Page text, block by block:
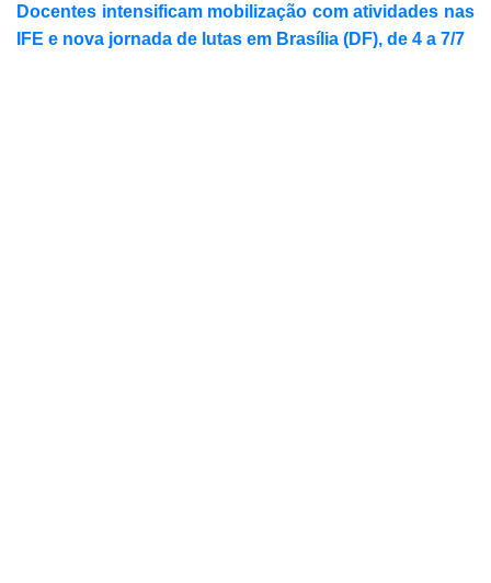
Docentes intensificam mobilização com atividades nas
IFE e nova jornada de lutas em Brasília (DF), de 4 a 7/7